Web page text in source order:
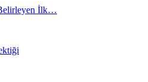
İlk…